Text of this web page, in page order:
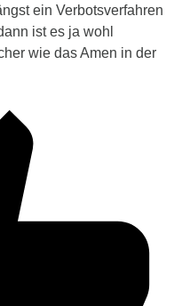
ein Verbotsverfahren
ist es ja wohl
wie das Amen in der